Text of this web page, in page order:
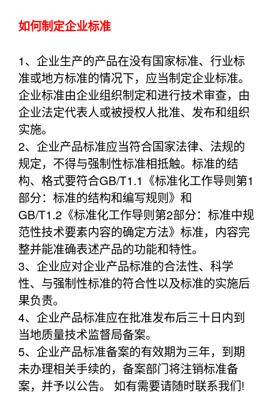
如何制定企业标准
1、企业生产的产品在没有国家标准、行业标
准或地方标准的情况下，应当制定企业标准。
企业标准由企业组织制定和进行技术审查，由
企业法定代表人或被授权人批准、发布和组织
实施。
2、企业产品标准应当符合国家法律、法规的
规定，不得与强制性标准相抵触。标准的结
构、格式要符合GB/T1.1《标准化工作导则第1
部分：标准的结构和编写规则》和
GB/T1.2《标准化工作导则第2部分：标准中规
范性技术要素内容的确定方法》标准，内容完
整并能准确表述产品的功能和特性。
3、企业应对企业产品标准的合法性、科学
性、与强制性标准的符合性以及标准的实施后
果负责。
4、企业产品标准应在批准发布后三十日内到
当地质量技术监督局备案。
5、企业产品标准备案的有效期为三年，到期
未办理相关手续的，备案部门将注销标准备
案，并予以公告。 如有需要请随时联系我们!